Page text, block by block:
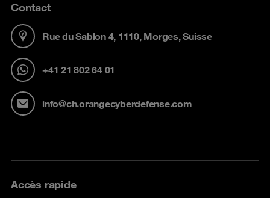
Contact
Rue du Sablon 4, 1110, Morges, Suisse
+41 21 802 64 01
info@ch.orangecyberdefense.com
Accès rapide